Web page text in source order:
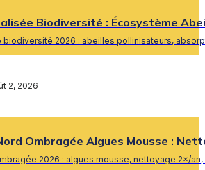
Biodiversité : Écosystème
2026 : abeilles pollinisateurs,
2, 2026
Ombragée Algues Mousse :
2026 : algues mousse, nettoyage 2×/